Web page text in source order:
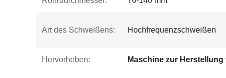
Art des Schweißens: Hochfrequenzschweißen
Hervorheben: